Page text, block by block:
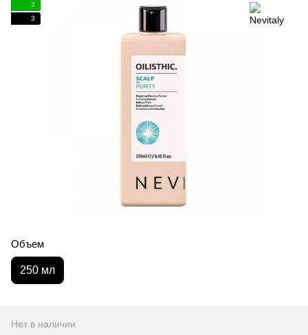
3
3
Объем
250 мл
Нет в наличии